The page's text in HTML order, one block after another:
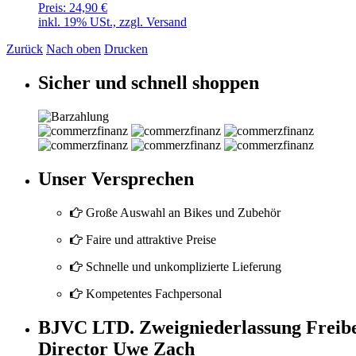
Preis: 24,90 €
inkl. 19% USt., zzgl. Versand
Zurück Nach oben Drucken
Sicher und schnell shoppen
Unser Versprechen
Große Auswahl an Bikes und Zubehör
Faire und attraktive Preise
Schnelle und unkomplizierte Lieferung
Kompetentes Fachpersonal
BJVC LTD. Zweigniederlassung
Director Uwe Zach